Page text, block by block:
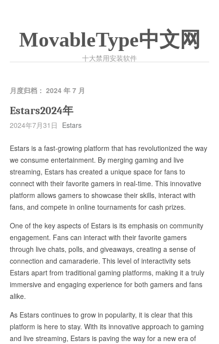
MovableType中文网
十大禁用安装软件
月度归档： 2024 年 7 月
Estars2024年
2024年7月31日 Estars
Estars is a fast-growing platform that has revolutionized the way
we consume entertainment. By merging gaming and live
streaming, Estars has created a unique space for fans to
connect with their favorite gamers in real-time. This innovative
platform allows gamers to showcase their skills, interact with
fans, and compete in online tournaments for cash prizes.
One of the key aspects of Estars is its emphasis on community
engagement. Fans can interact with their favorite gamers
through live chats, polls, and giveaways, creating a sense of
connection and camaraderie. This level of interactivity sets
Estars apart from traditional gaming platforms, making it a truly
immersive and engaging experience for both gamers and fans
alike.
As Estars continues to grow in popularity, it is clear that this
platform is here to stay. With its innovative approach to gaming
and live streaming, Estars is paving the way for a new era of